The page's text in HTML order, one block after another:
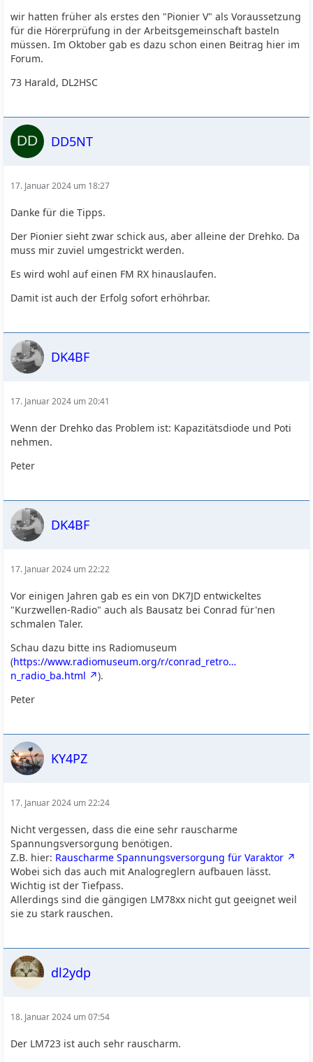
wir hatten früher als erstes den "Pionier V" als Voraussetzung
für die Hörerprüfung in der Arbeitsgemeinschaft basteln
müssen. Im Oktober gab es dazu schon einen Beitrag hier im
Forum.
73 Harald, DL2HSC
DD5NT
17. Januar 2024 um 18:27
Danke für die Tipps.
Der Pionier sieht zwar schick aus, aber alleine der Drehko. Da
muss mir zuviel umgestrickt werden.
Es wird wohl auf einen FM RX hinauslaufen.
Damit ist auch der Erfolg sofort erhöhrbar.
DK4BF
17. Januar 2024 um 20:41
Wenn der Drehko das Problem ist: Kapazitätsdiode und Poti
nehmen.
Peter
DK4BF
17. Januar 2024 um 22:22
Vor einigen Jahren gab es ein von DK7JD entwickeltes
"Kurzwellen-Radio" auch als Bausatz bei Conrad für'nen
schmalen Taler.
Schau dazu bitte ins Radiomuseum
(https://www.radiomuseum.org/r/conrad_retro…
n_radio_ba.html
).
Peter
KY4PZ
17. Januar 2024 um 22:24
Nicht vergessen, dass die eine sehr rauscharme
Spannungsversorgung benötigen.
Z.B. hier: Rauscharme Spannungsversorgung für Varaktor
Wobei sich das auch mit Analogreglern aufbauen lässt.
Wichtig ist der Tiefpass.
Allerdings sind die gängigen LM78xx nicht gut geeignet weil
sie zu stark rauschen.
dl2ydp
18. Januar 2024 um 07:54
Der LM723 ist auch sehr rauscharm.